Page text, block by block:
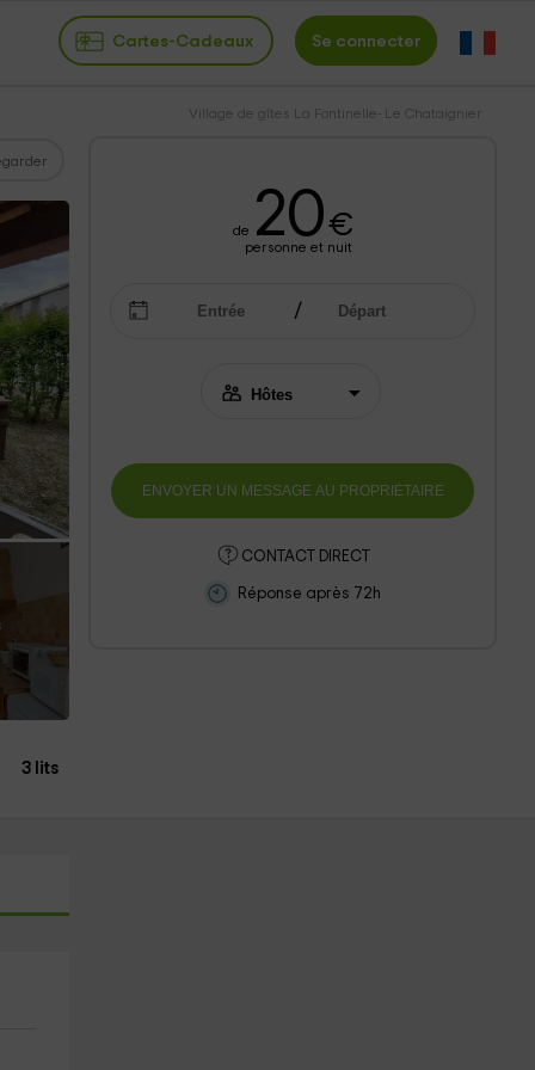
Cartes-Cadeaux Se connecter
Village de gîtes La Fontinelle- Le Chataignier
de 20€
personne et nuit
CONTACT DIRECT
Réponse après 72h
3 lits